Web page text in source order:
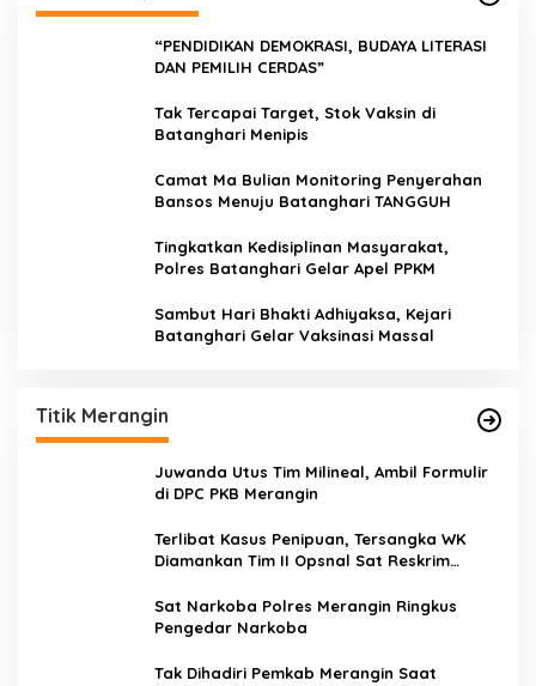
“PENDIDIKAN DEMOKRASI, BUDAYA LITERASI
DAN PEMILIH CERDAS”
Tak Tercapai Target, Stok Vaksin di
Batanghari Menipis
Camat Ma Bulian Monitoring Penyerahan
Bansos Menuju Batanghari TANGGUH
Tingkatkan Kedisiplinan Masyarakat,
Polres Batanghari Gelar Apel PPKM
Sambut Hari Bhakti Adhiyaksa, Kejari
Batanghari Gelar Vaksinasi Massal
Titik Merangin
Juwanda Utus Tim Milineal, Ambil Formulir
di DPC PKB Merangin
Terlibat Kasus Penipuan, Tersangka WK
Diamankan Tim II Opsnal Sat Reskrim
Sat Narkoba Polres Merangin Ringkus
Pengedar Narkoba
Tak Dihadiri Pemkab Merangin Saat